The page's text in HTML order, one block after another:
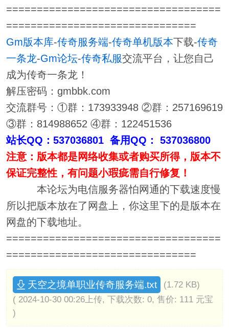
===================================
===============================
Gm版本库-传奇服务端-传奇单机版本下载-传奇
一条龙-Gm论坛-传奇私服交流平台，让您自己
成为传奇一条龙！
解压密码：gmbbk.com
交流群号：①群：173933948 ②群：257169619
③群：814988652 ④群：122451536
站长QQ：537036801 备用QQ： 537036800
注意：版本都是网络收集或者购买所得，版本不
保证完整性，有问题小瑕疵需自行修复！
本论坛为电信服务器怕网通的下载速度慢
所以把版本放在了网盘上，你这里下的是版本在
网盘的下载地址。
===================================
===============================
天空之境单职业传奇服务端.txt
(1.72 KB)
( 2024-10-30 00:26上传, 下载次数: 0, 售价: 111 元宝
)